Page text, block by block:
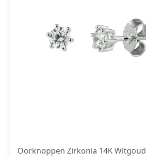
Oorknoppen Zirkonia 14K Witgoud